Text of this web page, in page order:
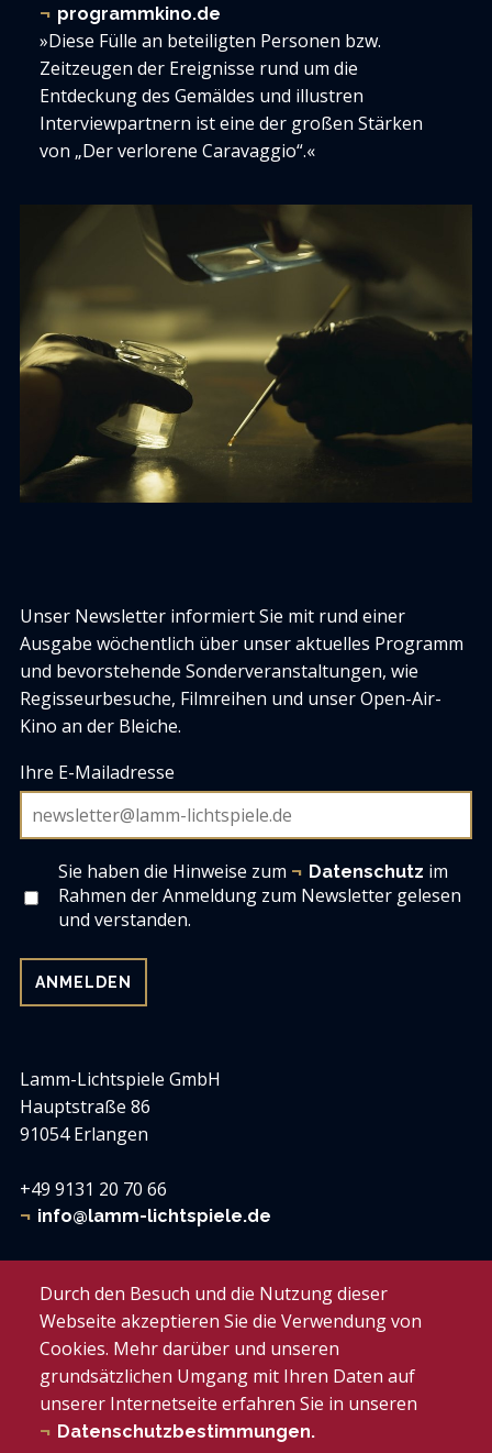
programmkino.de
»Diese Fülle an beteiligten Personen bzw.
Zeitzeugen der Ereignisse rund um die
Entdeckung des Gemäldes und illustren
Interviewpartnern ist eine der großen Stärken
von „Der verlorene Caravaggio“.«
Lamm-Lichtspiele GmbH
Hauptstraße 86
91054 Erlangen
+49 9131 20 70 66
info@lamm-lichtspiele.de
Lamm-Lichtspiele
Das Lamm muss laufen e.V.
Facebook
Instagram
Unser Newsletter informiert Sie mit rund einer
Ausgabe wöchentlich über unser aktuelles Programm
und bevorstehende Sonderveranstaltungen, wie
Regisseurbesuche, Filmreihen und unser Open-Air-
Kino an der Bleiche.
Ihre E-Mailadresse
Sie haben die Hinweise zum Datenschutz im
Rahmen der Anmeldung zum Newsletter gelesen
und verstanden.
Durch den Besuch und die Nutzung dieser
Webseite akzeptieren Sie die Verwendung von
Cookies. Mehr darüber und unseren
grundsätzlichen Umgang mit Ihren Daten auf
unserer Internetseite erfahren Sie in unseren
Datenschutzbestimmungen.